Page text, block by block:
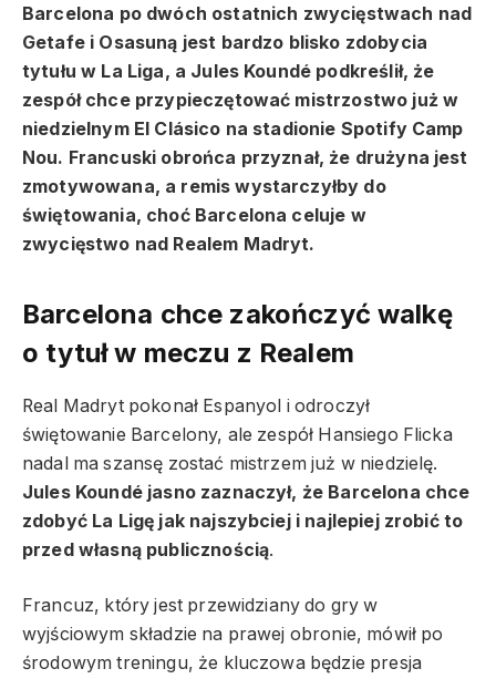
Barcelona po dwóch ostatnich zwycięstwach nad
Getafe i Osasuną jest bardzo blisko zdobycia
tytułu w La Liga, a Jules Koundé podkreślił, że
zespół chce przypieczętować mistrzostwo już w
niedzielnym El Clásico na stadionie Spotify Camp
Nou. Francuski obrońca przyznał, że drużyna jest
zmotywowana, a remis wystarczyłby do
świętowania, choć Barcelona celuje w
zwycięstwo nad Realem Madryt.
Barcelona chce zakończyć walkę
o tytuł w meczu z Realem
Real Madryt pokonał Espanyol i odroczył
świętowanie Barcelony, ale zespół Hansiego Flicka
nadal ma szansę zostać mistrzem już w niedzielę.
Jules Koundé jasno zaznaczył, że Barcelona chce
zdobyć La Ligę jak najszybciej i najlepiej zrobić to
przed własną publicznością.
Francuz, który jest przewidziany do gry w
wyjściowym składzie na prawej obronie, mówił po
środowym treningu, że kluczowa będzie presja